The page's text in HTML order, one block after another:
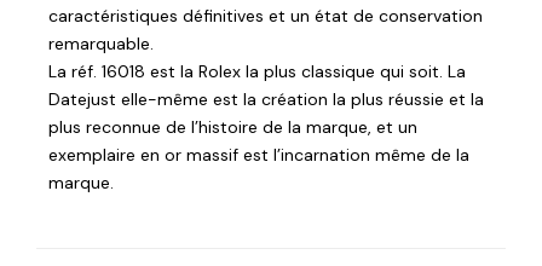
caractéristiques définitives et un état de conservation
remarquable.
La réf. 16018 est la Rolex la plus classique qui soit. La
Datejust elle-même est la création la plus réussie et la
plus reconnue de l’histoire de la marque, et un
exemplaire en or massif est l’incarnation même de la
marque.